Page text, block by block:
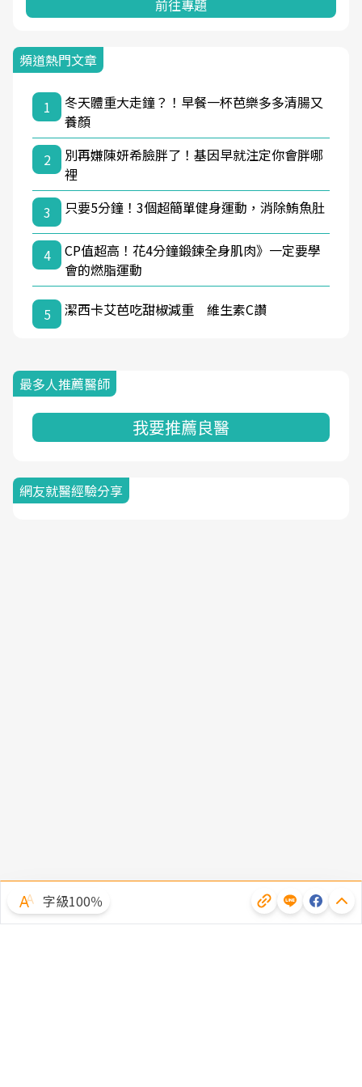
前往專題
頻道熱門文章
1
冬天體重大走鐘？！早餐一杯芭樂多多清腸又
養顏
2
別再嫌陳妍希臉胖了！基因早就注定你會胖哪
裡
3
只要5分鐘！3個超簡單健身運動，消除鮪魚肚
4
CP值超高！花4分鐘鍛鍊全身肌肉》一定要學
會的燃脂運動
5 潔西卡艾芭吃甜椒減重 維生素C讚
最多人推薦醫師
我要推薦良醫
網友就醫經驗分享
字級100％